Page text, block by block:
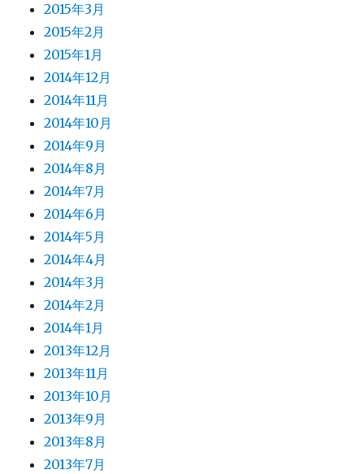
2015年3月
2015年2月
2015年1月
2014年12月
2014年11月
2014年10月
2014年9月
2014年8月
2014年7月
2014年6月
2014年5月
2014年4月
2014年3月
2014年2月
2014年1月
2013年12月
2013年11月
2013年10月
2013年9月
2013年8月
2013年7月